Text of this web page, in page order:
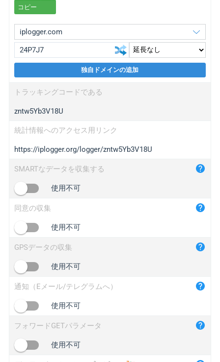
コピー
wl.gl
ed.tc
bc.ax
iplogger.com
maper.info
2no.co
yip.su
iplogger.info
iplogger.cn
独自ドメインの追加
トラッキングコードである
zntw5Yb3V18U
統計情報へのアクセス用リンク
https://iplogger.org/logger/zntw5Yb3V18U
SMARTなデータを収集する
使用不可
同意の収集
使用不可
GPSデータの収集
使用不可
通知（Eメール/テレグラムへ）
使用不可
フォワードGETパラメータ
使用不可